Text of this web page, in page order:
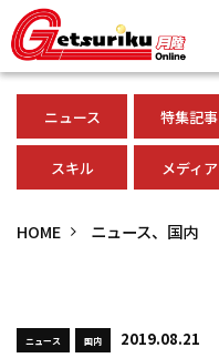
ニュース 特集記事
スキル メディア
HOME ニュース、国内
ニュース 国内 2019.08.21